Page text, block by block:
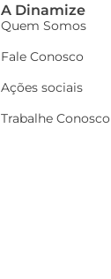
A Dinamize
Quem Somos
Fale Conosco
Ações sociais
Trabalhe Conosco